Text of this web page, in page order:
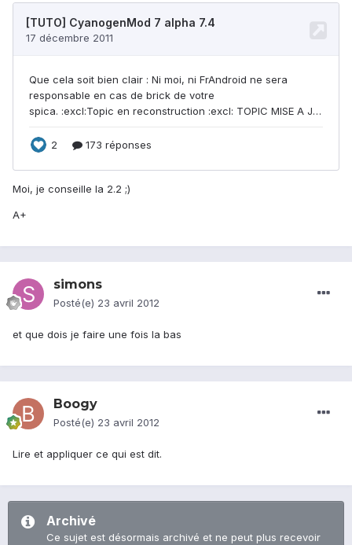
Moi, je conseille la 2.2 ;)
A+
simons
Posté(e) 23 avril 2012
et que dois je faire une fois la bas
Boogy
Posté(e) 23 avril 2012
Lire et appliquer ce qui est dit.
Archivé
Ce sujet est désormais archivé et ne peut plus recevoir